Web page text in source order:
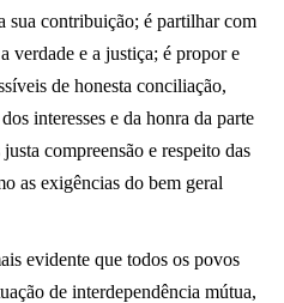
sua contribuição; é partilhar com
verdade e a justiça; é propor e
de honesta conciliação,
interesses e da honra da parte
compreensão e respeito das
as exigências do bem geral
evidente que todos os povos
de interdependência mútua,